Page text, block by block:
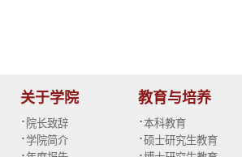
关于学院
· 院长致辞
·学院简介
教育与培养
·本科教育
·硕士研究生教育